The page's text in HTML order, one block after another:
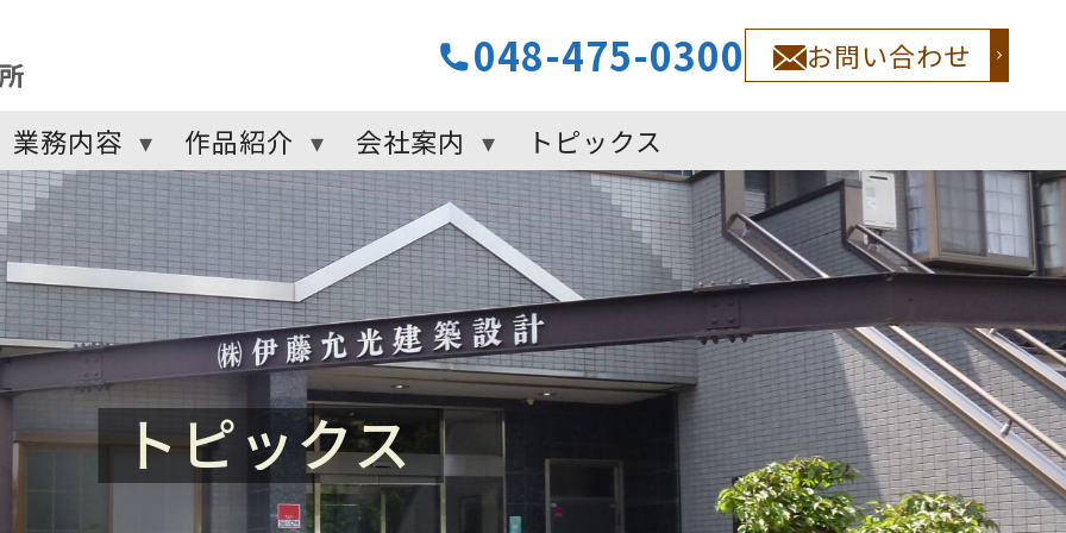
048-475-0300 お問い合わせ
業務内容 作品紹介 会社案内 トピックス
トピックス